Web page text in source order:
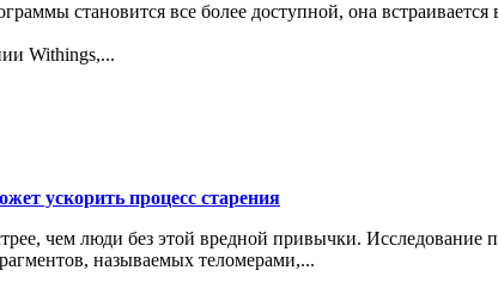
становится все более доступной, она
Withings,...
ускорить процесс старения
чем люди без этой вредной привычки.
называемых теломерами,...